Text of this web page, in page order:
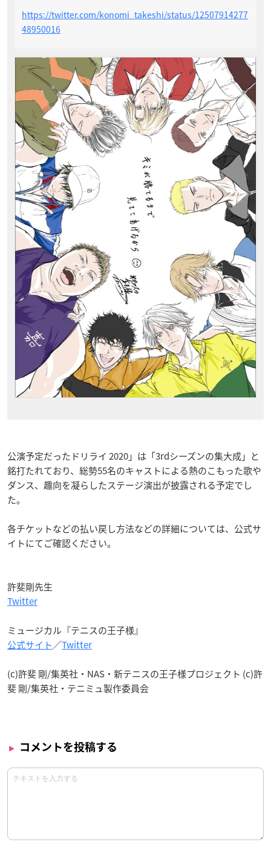
https://twitter.com/konomi_takeshi/status/12507914277
48950016
公演予定だったドリライ 2020」は「3rdシーズンの集大成」と
銘打たれており、総勢55名のキャストによる熱のこもった歌や
ダンス、趣向を凝らしたステージ演出が披露される予定でし
た。
各チケットなどの払い戻し方法などの詳細については、公式サ
イトにてご確認ください。
許斐剛先生
Twitter
ミュージカル『テニスの王子様』
公式サイト／Twitter
(c)許斐 剛/集英社・NAS・新テニスの王子様プロジェクト (c)許
斐 剛/集英社・テニミュ製作委員会
コメントを投稿する